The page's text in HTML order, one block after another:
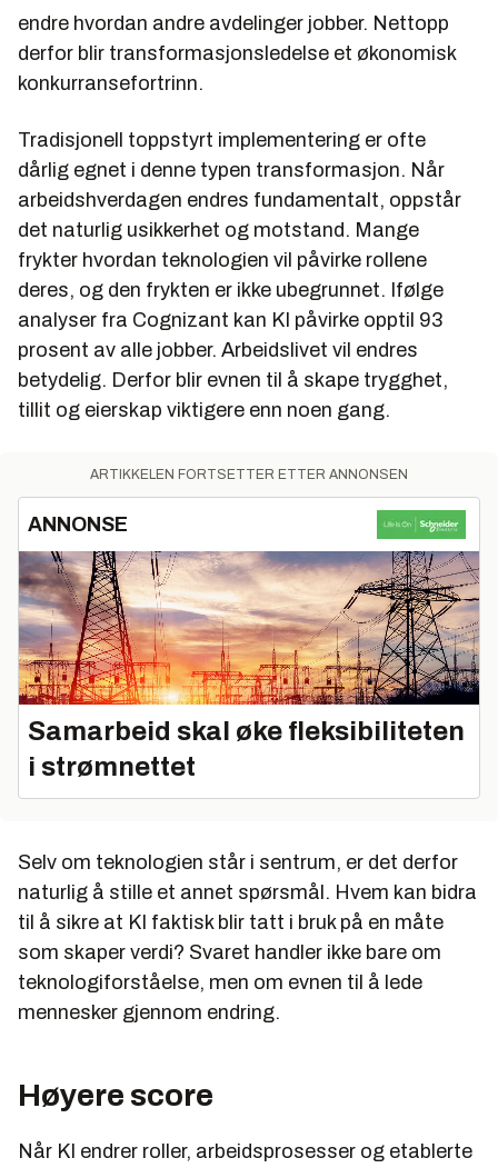
endre hvordan andre avdelinger jobber. Nettopp
derfor blir transformasjonsledelse et økonomisk
konkurransefortrinn.
Tradisjonell toppstyrt implementering er ofte
dårlig egnet i denne typen transformasjon. Når
arbeidshverdagen endres fundamentalt, oppstår
det naturlig usikkerhet og motstand. Mange
frykter hvordan teknologien vil påvirke rollene
deres, og den frykten er ikke ubegrunnet. Ifølge
analyser fra Cognizant kan KI påvirke opptil 93
prosent av alle jobber. Arbeidslivet vil endres
betydelig. Derfor blir evnen til å skape trygghet,
tillit og eierskap viktigere enn noen gang.
ARTIKKELEN FORTSETTER ETTER ANNONSEN
ANNONSE
Samarbeid skal øke fleksibiliteten
i strømnettet
Selv om teknologien står i sentrum, er det derfor
naturlig å stille et annet spørsmål. Hvem kan bidra
til å sikre at KI faktisk blir tatt i bruk på en måte
som skaper verdi? Svaret handler ikke bare om
teknologiforståelse, men om evnen til å lede
mennesker gjennom endring.
Høyere score
Når KI endrer roller, arbeidsprosesser og etablerte